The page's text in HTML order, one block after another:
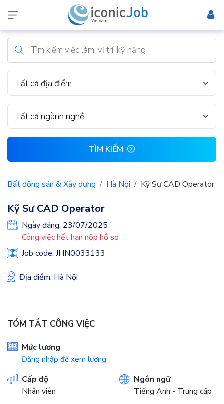
Tất cả địa điểm
Tất cả ngành nghề
TÌM KIẾM
Bất động sản & Xây dựng Hà Nội Kỹ Sư CAD Operator
Kỹ Sư CAD Operator
Ngày đăng: 23/07/2025
Công việc hết hạn nộp hồ sơ
Job code: JHN0033133
Địa điểm: Hà Nội
TÓM TẮT CÔNG VIỆC
Mức lương
Đăng nhập để xem lương
Cấp độ
Nhân viên
Ngôn ngữ
Tiếng Anh - Trung cấp